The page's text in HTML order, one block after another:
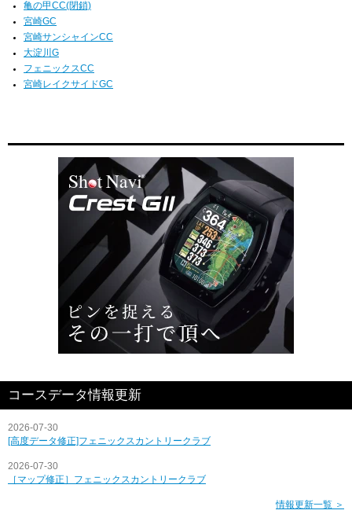
亀の甲CC(閉鎖)
宮崎GC
宮崎サンシャインCC
大淀川G
フェニックスCC
宮崎レイクサイドGC
コースデータ情報更新
2026-07-30
[高度データ修正]フェニックスカントリークラブ
2026-07-30
［マップ修正］フェニックスカントリークラブ
情報更新一覧 ＞